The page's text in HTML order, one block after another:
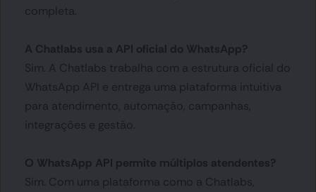
completa.
A Chatlabs usa a API oficial do WhatsApp?
Sim. A Chatlabs trabalha com a estrutura oficial do
WhatsApp API e entrega uma plataforma intuitiva
para atendimento, automação, campanhas,
integrações e gestão.
O WhatsApp API permite múltiplos atendentes?
Sim. Com uma plataforma como a Chatlabs,